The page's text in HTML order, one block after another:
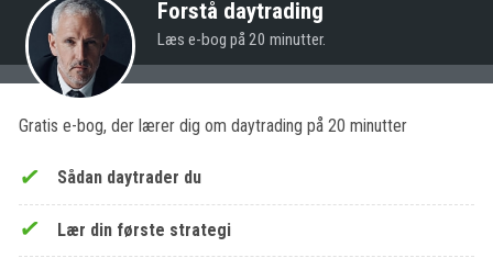
Forstå daytrading
Læs e-bog på 20 minutter.
Gratis e-bog, der lærer dig om daytrading på 20 minutter
Sådan daytrader du
Lær din første strategi